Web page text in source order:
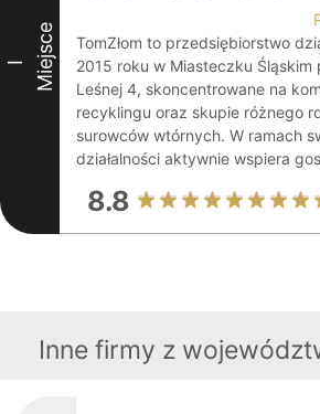
I Miejsce
TomZłom to przedsiębiorstwo
2015 roku w Miasteczku Śląskim
Leśnej 4, skoncentrowane na
recyklingu oraz skupie różnego
surowców wtórnych. W ramach
działalności aktywnie wspiera
8.8
Inne firmy z